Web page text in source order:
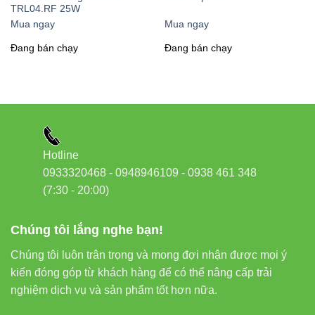
1. Sử Dụng Trong Không Gian Gia Đình
Cảm biến khói thông minh
là thiết bị không thể thiếu trong mỗi
Phòng khách (nơi có nhiều thiết bị điện)
Phòng ngủ (đảm bảo an toàn khi bạn đang ngủ)
Gần khu vực cầu thang (giúp phát hiện khói khi cháy từ
tầng dưới lên)
TRL04.RF 25W
Mua ngay
Đang bán chạy
Mua ngay
Đang bán chạy
Chúng tôi lắng nghe bạn!
Chúng tôi luôn trân trọng và mong đợi nhận được mọi ý
kiến đóng góp từ khách hàng để có thể nâng cấp trải
nghiệm dịch vụ và sản phẩm tốt hơn nữa.
Hotline
0933320468 - 0948946109 - 0938 461 348
(7:30 - 20:00)